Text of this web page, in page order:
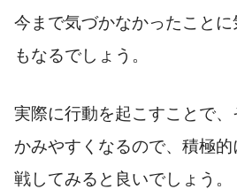
今まで気づかなかったこと
もなるでしょう。
実際に行動を起こすことで
かみやすくなるので、積極
戦してみると良いでしょう。